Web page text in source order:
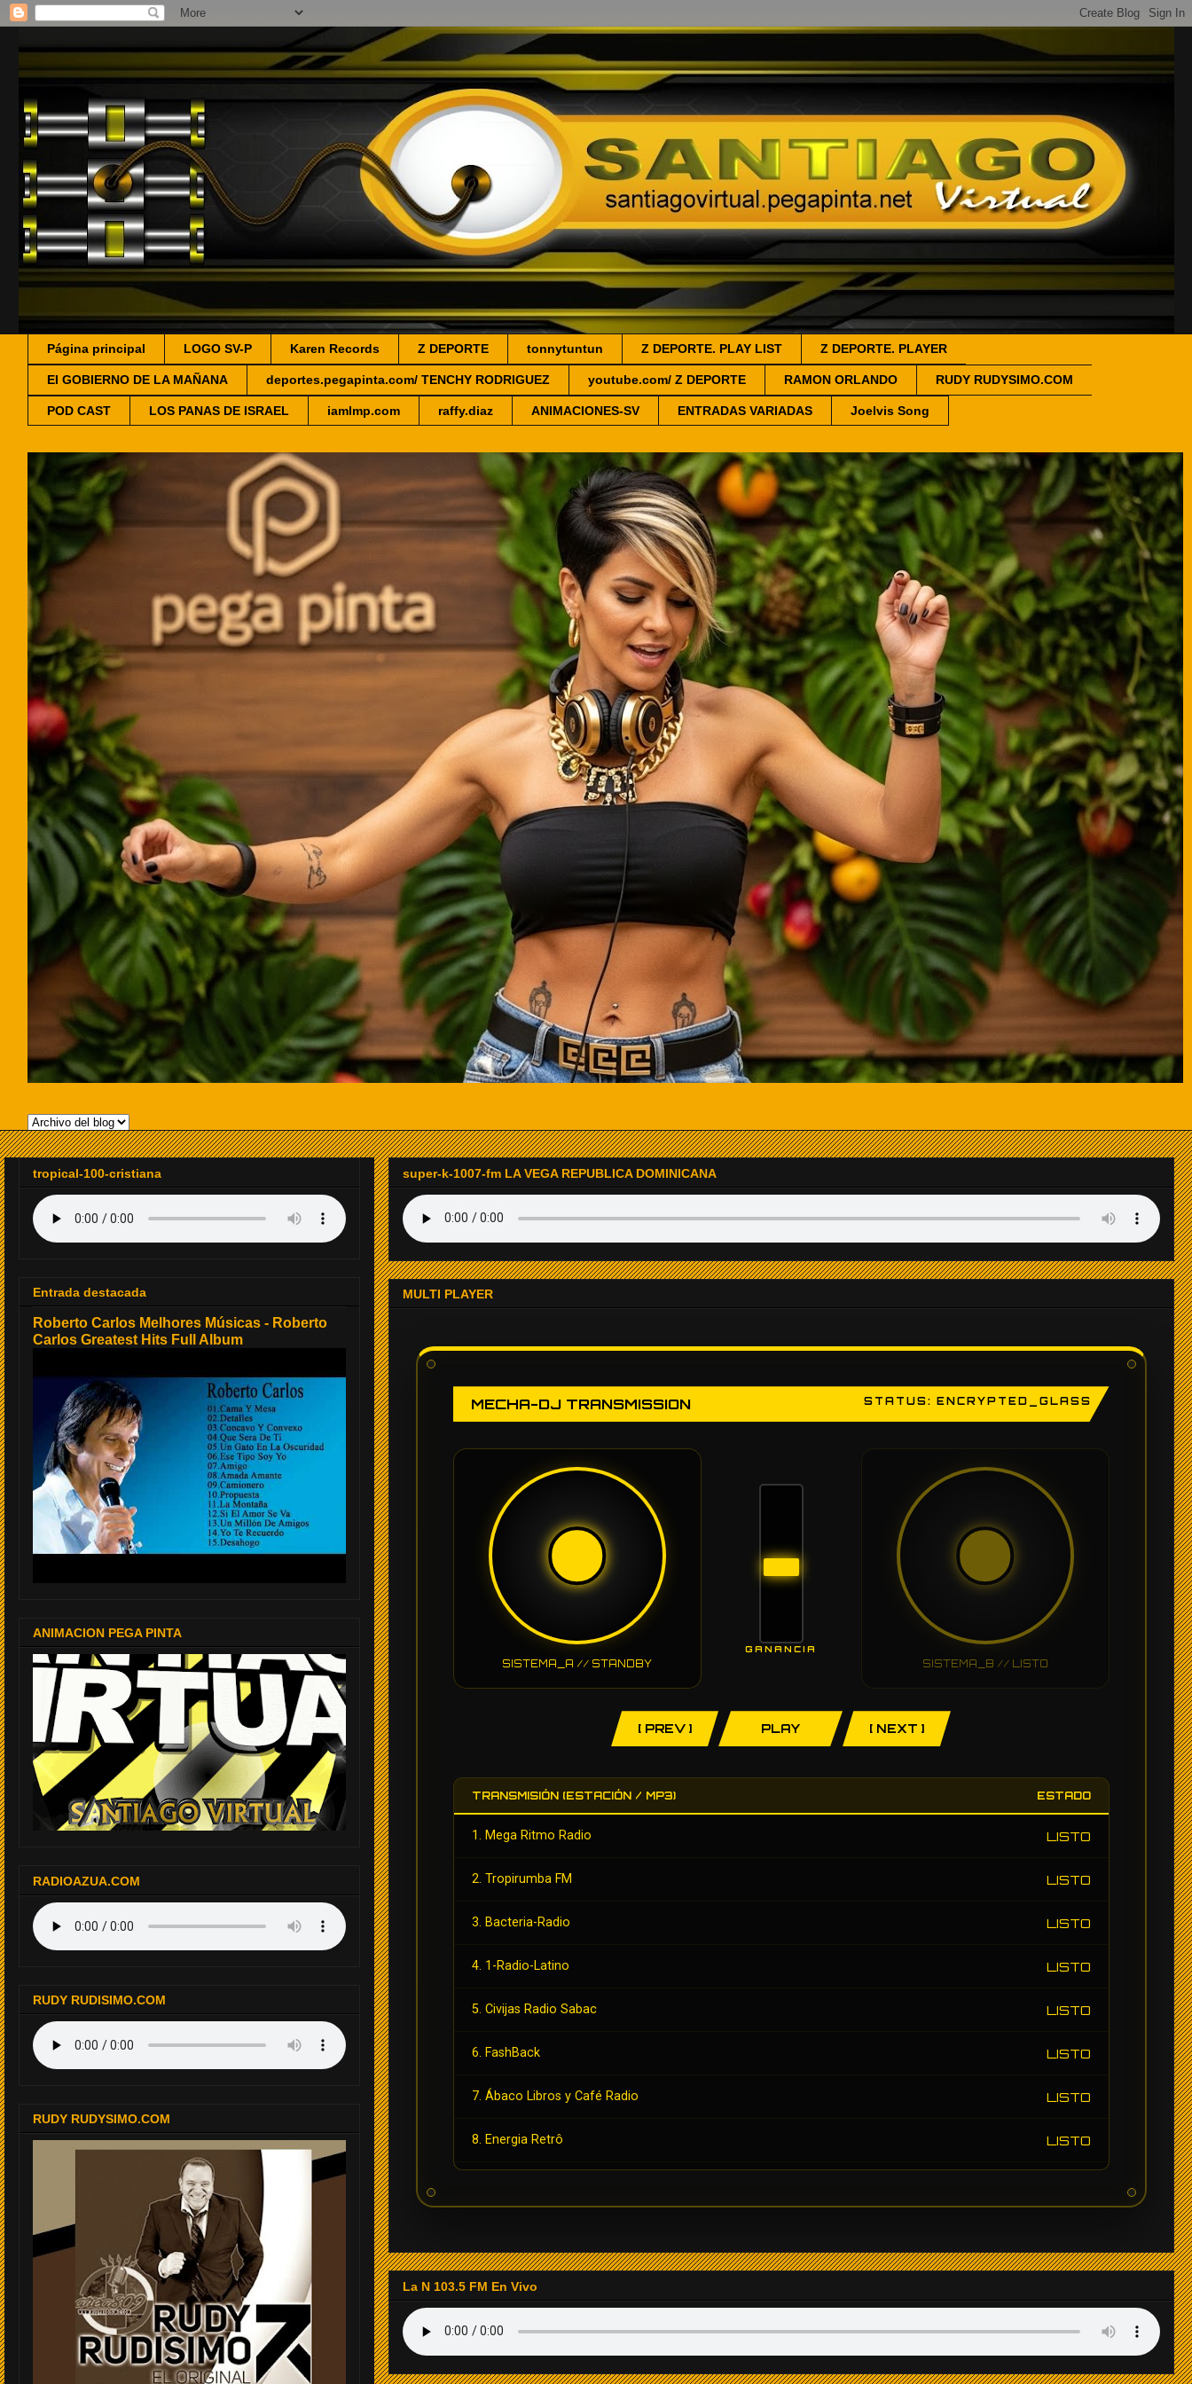
Página principal LOGO SV-P Karen Records Z DEPORTE tonnytuntun Z DEPORTE. PLAY LIST Z DEPORTE. PLAYER
EI GOBIERNO DE LA MAÑANA deportes.pegapinta.com/ TENCHY RODRIGUEZ youtube.com/ Z DEPORTE RAMON ORLANDO RUDY RUDYSIMO.COM
POD CAST LOS PANAS DE ISRAEL iamlmp.com raffy.diaz ANIMACIONES-SV ENTRADAS VARIADAS Joelvis Song
super-k-1007-fm LA VEGA REPUBLICA DOMINICANA
MULTI PLAYER
MECHA-DJ TRANSMISSION STATUS: ENCRYPTED_GLASS
SISTEMA_A // STANDBY
GANANCIA
SISTEMA_B // LISTO
[ PREV ] PLAY [ NEXT ]
TRANSMISIÓN (ESTACIÓN / MP3) ESTADO
1. Mega Ritmo Radio LISTO
2. Tropirumba FM LISTO
3. Bacteria-Radio LISTO
4. 1-Radio-Latino LISTO
5. Civijas Radio Sabac LISTO
6. FashBack LISTO
7. Ábaco Libros y Café Radio LISTO
8. Energia Retrô LISTO
11. Radio Sobrenatural Stereo LISTO
13. Radio La Isabela LISTO
La N 103.5 FM En Vivo
tropical-100-cristiana
Entrada destacada
Roberto Carlos Melhores Músicas - Roberto
Carlos Greatest Hits Full Album
ANIMACION PEGA PINTA
RADIOAZUA.COM
RUDY RUDISIMO.COM
RUDY RUDYSIMO.COM